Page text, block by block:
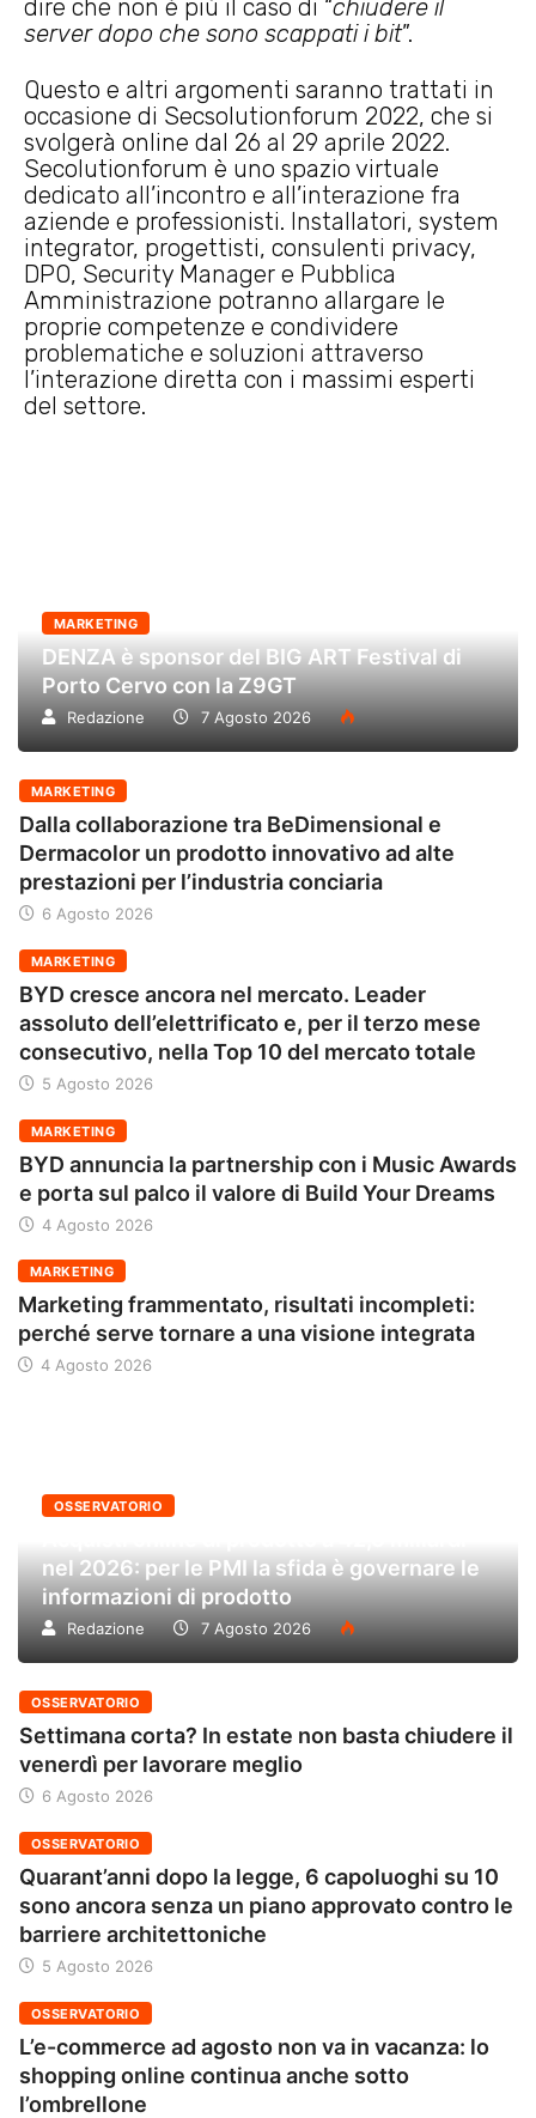
dire che non è più il caso di “chiudere il
server dopo che sono scappati i bit”.
Questo e altri argomenti saranno trattati in
occasione di Secsolutionforum 2022, che si
svolgerà online dal 26 al 29 aprile 2022.
Secolutionforum è uno spazio virtuale
dedicato all’incontro e all’interazione fra
aziende e professionisti. Installatori, system
integrator, progettisti, consulenti privacy,
DPO, Security Manager e Pubblica
Amministrazione potranno allargare le
proprie competenze e condividere
problematiche e soluzioni attraverso
l’interazione diretta con i massimi esperti
del settore.
MARKETING
DENZA è sponsor del BIG ART Festival di
Porto Cervo con la Z9GT
Redazione 7 Agosto 2026
MARKETING
Dalla collaborazione tra BeDimensional e
Dermacolor un prodotto innovativo ad alte
prestazioni per l’industria conciaria
6 Agosto 2026
MARKETING
BYD cresce ancora nel mercato. Leader
assoluto dell’elettrificato e, per il terzo mese
consecutivo, nella Top 10 del mercato totale
5 Agosto 2026
MARKETING
BYD annuncia la partnership con i Music Awards
e porta sul palco il valore di Build Your Dreams
4 Agosto 2026
MARKETING
Marketing frammentato, risultati incompleti:
perché serve tornare a una visione integrata
4 Agosto 2026
OSSERVATORIO
nel 2026: per le PMI la sfida è governare le
informazioni di prodotto
Redazione 7 Agosto 2026
OSSERVATORIO
Settimana corta? In estate non basta chiudere il
venerdì per lavorare meglio
6 Agosto 2026
OSSERVATORIO
Quarant’anni dopo la legge, 6 capoluoghi su 10
sono ancora senza un piano approvato contro le
barriere architettoniche
5 Agosto 2026
OSSERVATORIO
L’e-commerce ad agosto non va in vacanza: lo
shopping online continua anche sotto
l’ombrellone